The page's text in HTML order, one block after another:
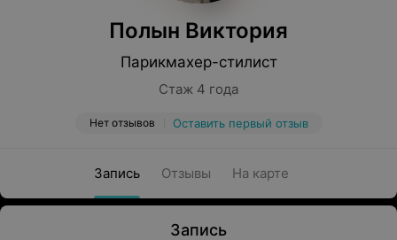
Полын Виктория
Парикмахер-стилист
Стаж 4 года
Нет отзывов Оставить первый отзыв
Запись Отзывы На карте
Запись